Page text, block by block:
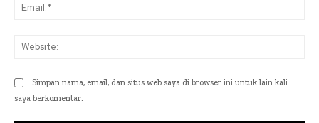
Simpan nama, email, dan situs web saya di browser ini untuk lain kali
saya berkomentar.